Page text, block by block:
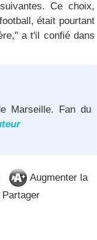
Ce choix,
était pourtant
a t'il confié dans
Marseille. Fan du
Augmenter la
Partager